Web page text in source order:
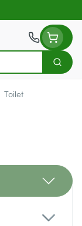
Zoek
Toilet